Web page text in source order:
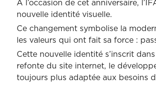
À l’occasion de cet anniversaire,
nouvelle identité visuelle.
Ce changement symbolise la
les valeurs qui ont fait sa force :
Cette nouvelle identité s’inscrit
refonte du site internet, le
toujours plus adaptée aux besoins